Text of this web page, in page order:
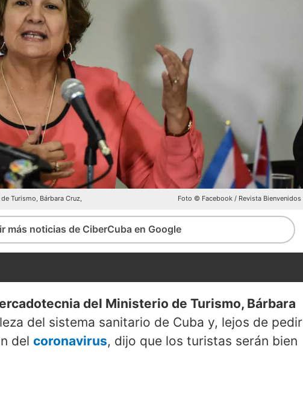
Turismo, Bárbara Cruz, Foto © Facebook / Revista Bienvenidos
más noticias de CiberCuba en Google
del Ministerio de Turismo, Bárbara
del sistema sanitario de Cuba y, lejos de pedir
del coronavirus, dijo que los turistas serán bien